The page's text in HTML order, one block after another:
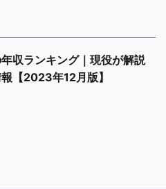
収ランキング｜現役が解説
【2023年12月版】